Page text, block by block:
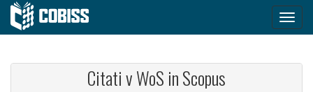
Citati v WoS in Scopus